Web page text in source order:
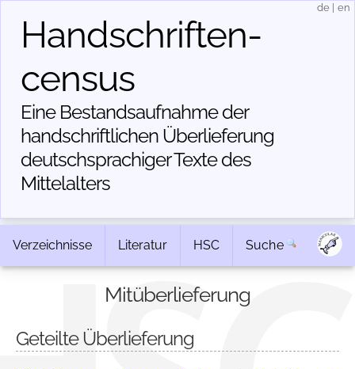
Handschriften­
census
Eine Bestandsaufnahme der
handschriftlichen Über­lieferung
deutschsprachiger Texte des
Mittelalters
de en
Verzeichnisse Literatur HSC Suche
Mitüberlieferung
Geteilte Überlieferung